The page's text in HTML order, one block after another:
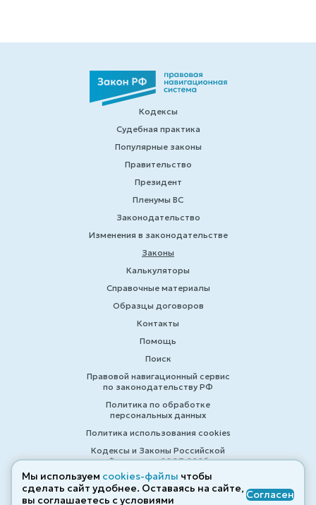
Кодексы
Судебная практика
Популярные законы
Правительство
Президент
Пленумы ВС
Законодательство
Изменения в законодательстве
Законы
Калькуляторы
Справочные материалы
Образцы договоров
Контакты
Помощь
Поиск
Правовой навигационный сервис
по законодательству РФ
Политика по обработке
персональных данных
Политика использования cookies
Кодексы и Законы Российской
Федерации 2007-2026
© ZAKONRF.INFO
Мы используем cookies-файлы чтобы
сделать сайт удобнее. Оставаясь на сайте,
вы соглашаетесь с условиями
Согласен